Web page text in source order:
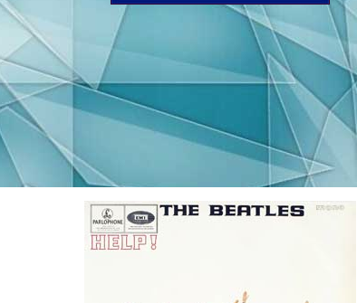
She loves you, yeah, yeah, yeah
She loves you, yeah, yeah, yeah
She loves you, yeah, yeah, yeah, yeah
You think you lost your love
Well, I saw her yesterday
It's you she's thinking of
And she told me what to say
She says she loves you
And you know that can't be bad
Yes, she loves you
And you know you should be glad
She said you hurt her so
She almost lost her mind
But now she said she knows
You're not the hurting kind
She says she loves you
And you know that can't be bad
And you know you should be glad
Она любит тебя, е-е-е
Она любит тебя, е-е-е
Она любит тебя, е-е-е
Ты думаешь, что потерял
Что ж, я видел её вчера.
Ты тот, о ком она думает
И она сказала мне, что тебе
Она сказала, что она тебя
И ты знаешь, что это не плохо.
Да, она любит тебя
И ты знаешь, что ты должен
Она сказала, что ты сделал ей
Она почти сошла с ума,
Но теперь, она сказала, она
Ты не из тех, кто делает
Она сказала, что она тебя
И ты знаешь, что это не плохо.
Ты знаешь, что ты должен